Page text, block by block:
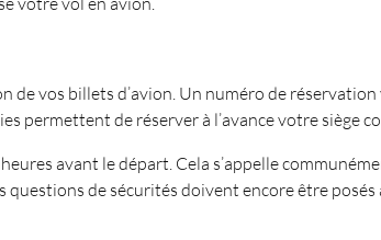
de vos billets d’avion. Un numéro de
permettent de réserver à l’avance votre siège
avant le départ. Cela s’appelle
de sécurités doivent encore être